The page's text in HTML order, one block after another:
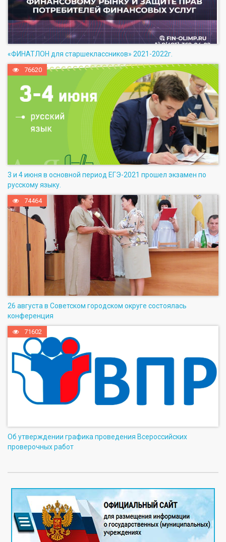
«ФИНАТЛОН для старшеклассников» 2021-2022г.
76620
3 и 4 июня в основной период ЕГЭ-2021 прошел экзамен по
русскому языку.
74464
26 августа в Советском городском округе состоялась
конференция
71602
Об утверждении графика проведения Всероссийских
проверочных работ